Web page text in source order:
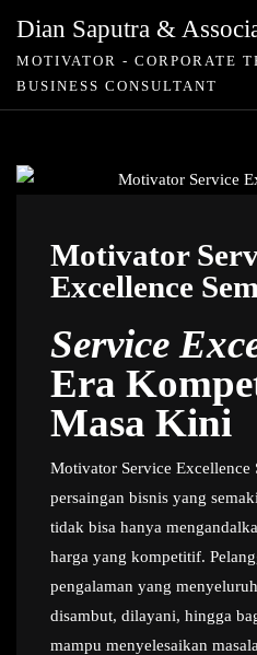
Dian Saputra &
MOTIVATOR - CORPORATE
BUSINESS CONSULTANT
Motivator
Excellence
Service
Era
Masa Kini
Motivator Service Excellence
persaingan bisnis yang
tidak bisa hanya
harga yang kompetitif.
pengalaman yang
disambut, dilayani, hingga
mampu menyelesaikan